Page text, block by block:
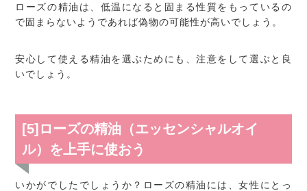
ローズの精油は、低温になると固まる性質をもっているの
で固まらないようであれば偽物の可能性が高いでしょう。
安心して使える精油を選ぶためにも、注意をして選ぶと良
いでしょう。
[5]ローズの精油（エッセンシャルオイ
ル）を上手に使おう
いかがでしたでしょうか？ローズの精油には、女性にとっ